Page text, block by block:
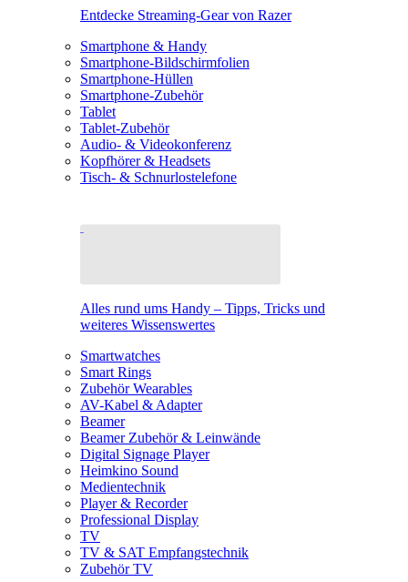
Entdecke Streaming-Gear von Razer
Smartphone & Handy
Smartphone-Bildschirmfolien
Smartphone-Hüllen
Smartphone-Zubehör
Tablet
Tablet-Zubehör
Audio- & Videokonferenz
Kopfhörer & Headsets
Tisch- & Schnurlostelefone
Alles rund ums Handy – Tipps, Tricks und
weiteres Wissenswertes
Smartwatches
Smart Rings
Zubehör Wearables
AV-Kabel & Adapter
Beamer
Beamer Zubehör & Leinwände
Digital Signage Player
Heimkino Sound
Medientechnik
Player & Recorder
Professional Display
TV
TV & SAT Empfangstechnik
Zubehör TV